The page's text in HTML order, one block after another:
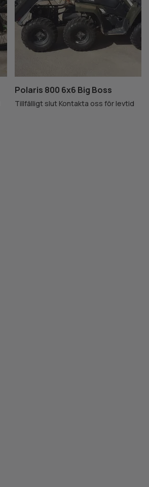
Polaris 800 6x6 Big Boss
Tillfälligt slut Kontakta oss för levtid